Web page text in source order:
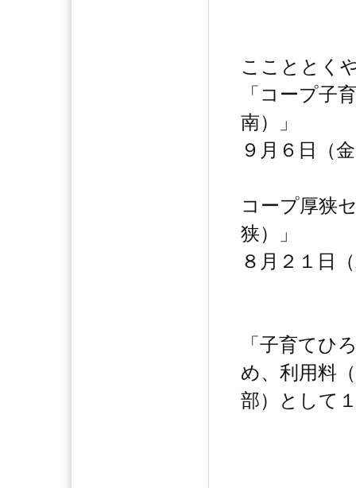
ここととく
「コープ子
南）」
９月６日（
コープ厚狭
狭）」
８月２１日
「子育てひ
め、利用料
部）として